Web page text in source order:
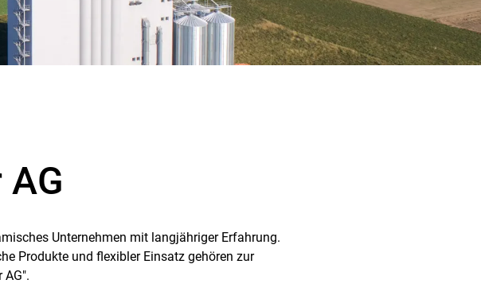
Unternehmen mit langjähriger Erfahrung.
Produkte und flexibler Einsatz gehören zur
AG".